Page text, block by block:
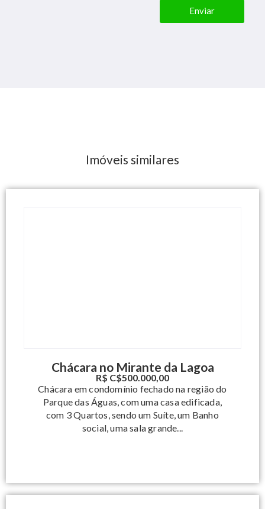
Enviar
Imóveis similares
Chácara no Mirante da Lagoa
R$ C$500.000,00
Chácara em condomínio fechado na região do
Parque das Águas, com uma casa edificada,
com 3 Quartos, sendo um Suíte, um Banho
social, uma sala grande...